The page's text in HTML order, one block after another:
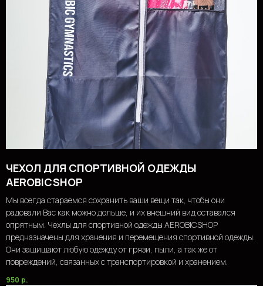
ЧЕХОЛ ДЛЯ СПОРТИВНОЙ ОДЕЖДЫ
AEROBICSHOP
Мы всегда стараемся сохранить ваши вещи так, чтобы они
радовали Вас как можно дольше, и их внешний вид оставался
опрятным. Чехлы для спортивной одежды AEROBICSHOP
предназначены для хранения и перемещения спортивной одежды.
Они защищают любую одежду от грязи, пыли, а так же от
повреждений, связанных с транспортировкой и хранением.
950 р.